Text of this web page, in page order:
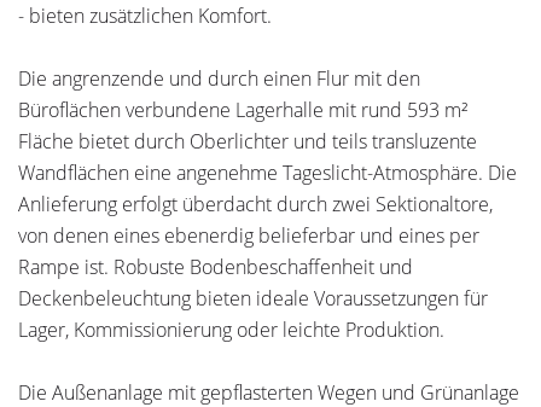
- bieten zusätzlichen Komfort.
Die angrenzende und durch einen Flur mit den
Büroflächen verbundene Lagerhalle mit rund 593 m²
Fläche bietet durch Oberlichter und teils transluzente
Wandflächen eine angenehme Tageslicht-Atmosphäre. Die
Anlieferung erfolgt überdacht durch zwei Sektionaltore,
von denen eines ebenerdig belieferbar und eines per
Rampe ist. Robuste Bodenbeschaffenheit und
Deckenbeleuchtung bieten ideale Voraussetzungen für
Lager, Kommissionierung oder leichte Produktion.
Die Außenanlage mit gepflasterten Wegen und Grünanlage